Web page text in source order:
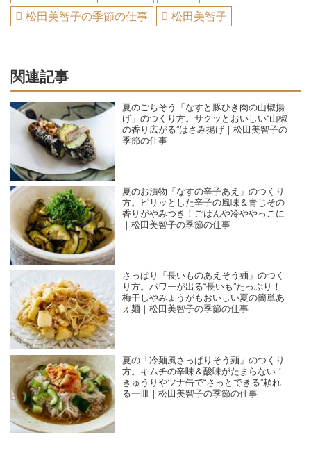
松田美智子の季節の仕事
松田美智子
関連記事
夏のごちそう「なすと豚ひき肉の山椒揚
げ」のつくり方。サクッとおいしい“山椒
の香り広がる”はさみ揚げ｜松田美智子の
季節の仕事
夏のお漬物「なすの辛子あえ」のつくり
方。ピリッとした辛子の風味＆青じその
香りがやみつき！ごはんや冷ややっこに
｜松田美智子の季節の仕事
さっぱり「長いものあえそう麺」のつく
り方。パワーが出る“長いも”たっぷり！
梅干しやみょうがもおいしい夏の簡単あ
え麺｜松田美智子の季節の仕事
夏の「冷麺風さっぱりそう麺」のつくり
方。キムチの辛味＆酸味がたまらない！
きゅうりやツナ缶で“さっとできる”頼れ
る一皿｜松田美智子の季節の仕事